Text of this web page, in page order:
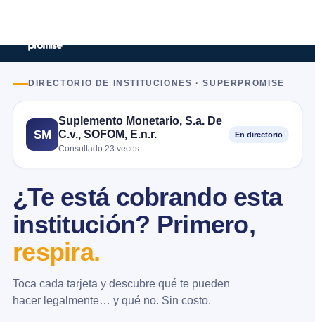
DIRECTORIO DE INSTITUCIONES · SUPERPROMISE
SM
Suplemento Monetario, S.a. De
C.v., SOFOM, E.n.r.
Consultado 23 veces
En directorio
¿Te está cobrando esta
institución? Primero,
respira.
Toca cada tarjeta y descubre qué te pueden
hacer legalmente… y qué no. Sin costo.